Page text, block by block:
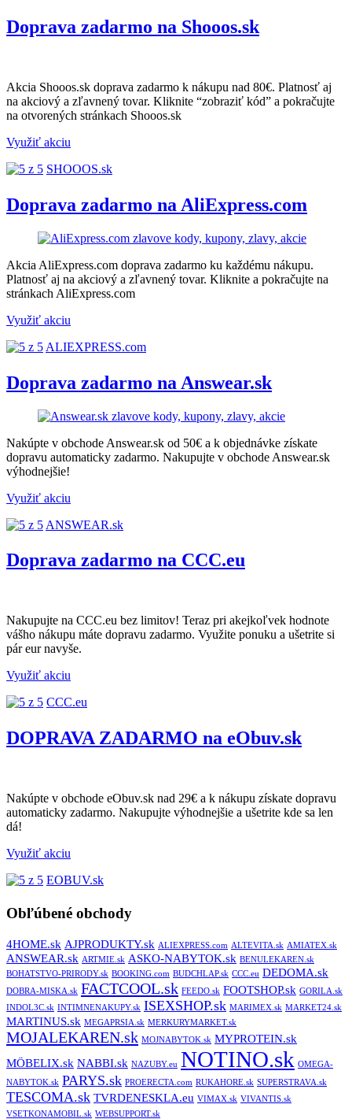
Doprava zadarmo na Shooos.sk
Akcia Shooos.sk doprava zadarmo k nákupu nad 80€. Platnosť aj
na akciový a zľavnený tovar. Kliknite “zobraziť kód” a pokračujte
na otvorených stránkach Shooos.sk
Využiť akciu
SHOOOS.sk
Doprava zadarmo na AliExpress.com
Akcia AliExpress.com doprava zadarmo ku každému nákupu.
Platnosť aj na akciový a zľavnený tovar. Kliknite a pokračujte na
stránkach AliExpress.com
Využiť akciu
ALIEXPRESS.com
Doprava zadarmo na Answear.sk
Nakúpte v obchode Answear.sk od 50€ a k objednávke získate
dopravu automaticky zadarmo. Nakupujte v obchode Answear.sk
výhodnejšie!
Využiť akciu
ANSWEAR.sk
Doprava zadarmo na CCC.eu
Nakupujte na CCC.eu bez limitov! Teraz pri akejkoľvek hodnote
vášho nákupu máte dopravu zadarmo. Využite ponuku a ušetrite si
pár eur navyše.
Využiť akciu
CCC.eu
DOPRAVA ZADARMO na eObuv.sk
Nakúpte v obchode eObuv.sk nad 29€ a k nákupu získate dopravu
automaticky zadarmo. Nakupujte výhodnejšie a ušetrite kde sa len
dá!
Využiť akciu
EOBUV.sk
Obľúbené obchody
4HOME.sk AJPRODUKTY.sk ALIEXPRESS.com ALTEVITA.sk AMIATEX.sk
ANSWEAR.sk ARTMIE.sk ASKO-NABYTOK.sk BENULEKAREN.sk
BOHATSTVO-PRIRODY.sk BOOKING.com BUDCHLAP.sk CCC.eu DEDOMA.sk
DOBRA-MISKA.sk FACTCOOL.sk FEEDO.sk FOOTSHOP.sk GORILA.sk
INDOL3C.sk INTIMNENAKUPY.sk ISEXSHOP.sk MARIMEX.sk MARKET24.sk
MARTINUS.sk MEGAPRSIA.sk MERKURYMARKET.sk
MOJALEKAREN.sk MOJNABYTOK.sk MYPROTEIN.sk
MÖBELIX.sk NABBI.sk NAZUBY.eu NOTINO.sk OMEGA-
NABYTOK.sk PARYS.sk PROERECTA.com RUKAHORE.sk SUPERSTRAVA.sk
TESCOMA.sk TVRDENESKLA.eu VIMAX.sk VIVANTIS.sk
VSETKONAMOBIL.sk WEBSUPPORT.sk